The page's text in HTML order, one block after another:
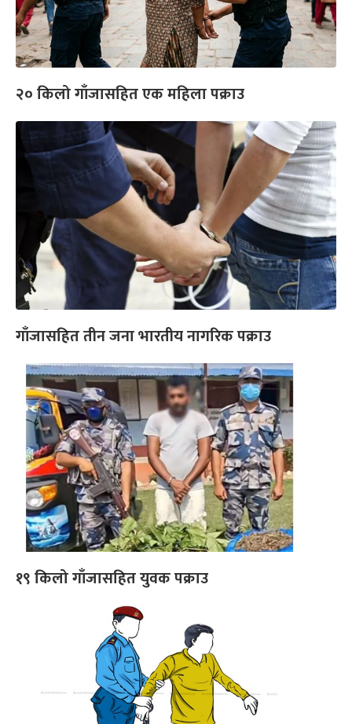
‍२० किलो गाँजासहित एक महिला पक्राउ
गाँजासहित तीन जना भारतीय नागरिक पक्राउ
१९ किलो गाँजासहित युवक पक्राउ